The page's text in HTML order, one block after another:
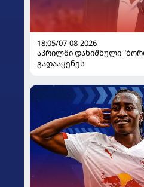
18:05/07-08-2026
აპრილში დანიშნული
გადააყენეს